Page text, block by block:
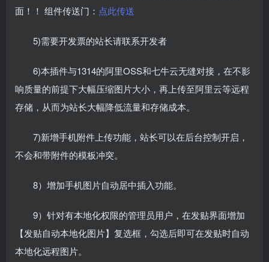
面！！ 组件传送门： 点此传送
5)需要开发票的站长请联系开发者
6)本插件与1314的阿里OSS和七牛云无缝对接，在不影
响质量的前提下大幅压缩图片大小，再上传至阿里云等远程
存储，从而为站长大幅降低流量和存储成本。
7)新增手机附件上传功能，站长可以在后台控制开启，
不会和带附件的模板冲突。
8）增加手机图片自动居中插入功能。
9）针对有本地化权限的管理员用户，在发贴界面增加
【发贴自动本地化图片】复选框，勾选后即可在发贴时自动
本地化远程图片。